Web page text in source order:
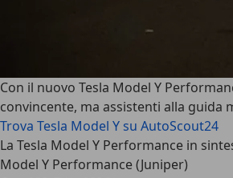
Con il nuovo Tesla Model Y
convincente, ma assistenti alla
Trova Tesla Model Y su AutoScout24
La Tesla Model Y Performance in
Model Y Performance (Juniper)